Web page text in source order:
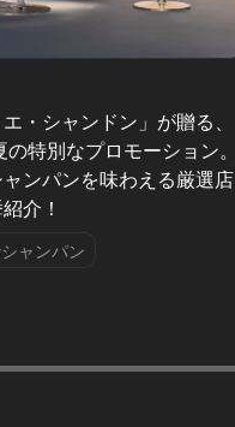
エ・シャンドン」が贈る、
特別なプロモーション。
ンパンを味わえる厳選店
介！
ャンパン